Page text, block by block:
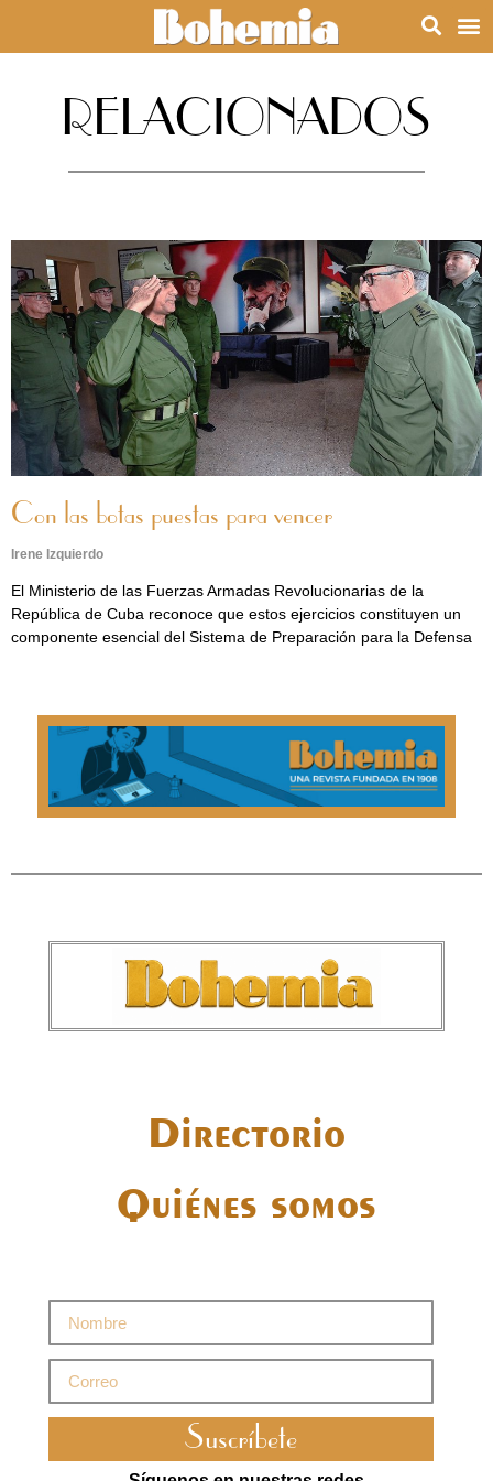
RELACIONADOS
Con las botas puestas para vencer
Irene Izquierdo
El Ministerio de las Fuerzas Armadas Revolucionarias de la
República de Cuba reconoce que estos ejercicios constituyen un
componente esencial del Sistema de Preparación para la Defensa
Directorio
Quiénes somos
Suscríbete